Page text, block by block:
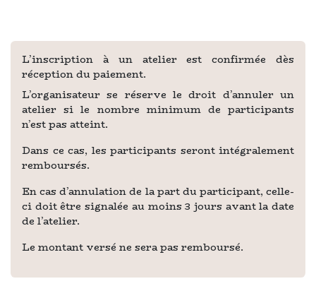
L’inscription à un atelier est confirmée dès
réception du paiement.
L’organisateur se réserve le droit d’annuler un
atelier si le nombre minimum de participants
n’est pas atteint.
Dans ce cas, les participants seront intégralement
remboursés.
En cas d’annulation de la part du participant, celle-
ci doit être signalée au moins 3 jours avant la date
de l’atelier.
Le montant versé ne sera pas remboursé.